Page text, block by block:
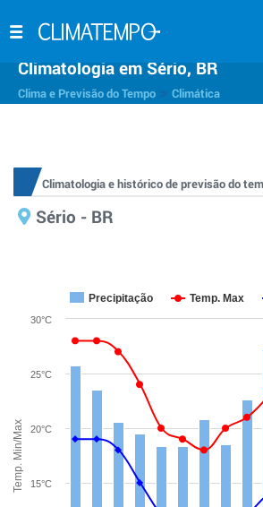
Climatologia em Sério, BR
Clima e Previsão do Tempo Climática
Climatologia e histórico de previsão do
Sério - BR
Temp. Min/Max
Precipitação Temp. Max
15°C
20°C
25°C
30°C